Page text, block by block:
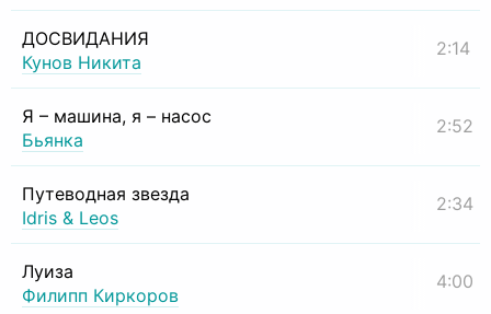
ДОСВИДАНИЯ
Кунов Никита
2:14
Я – машина, я – насос
Бьянка
2:52
Путеводная звезда
Idris & Leos
2:34
Луиза
Филипп Киркоров
4:00